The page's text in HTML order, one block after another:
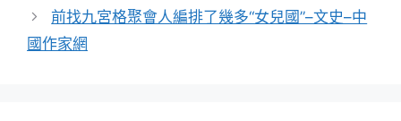
前找九宮格聚會人編排了幾多“女兒國”–文史–中
國作家網